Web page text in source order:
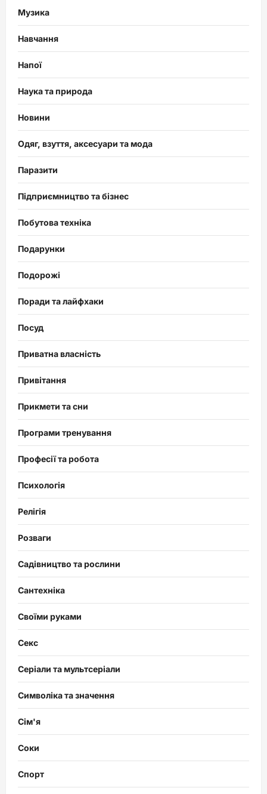
Музика
Навчання
Напої
Наука та природа
Новини
Одяг, взуття, аксесуари та мода
Паразити
Підприємництво та бізнес
Побутова техніка
Подарунки
Подорожі
Поради та лайфхаки
Посуд
Приватна власність
Привітання
Прикмети та сни
Програми тренування
Професії та робота
Психологія
Релігія
Розваги
Садівництво та рослини
Сантехніка
Своїми руками
Секс
Серіали та мультсеріали
Символіка та значення
Сім'я
Соки
Спорт